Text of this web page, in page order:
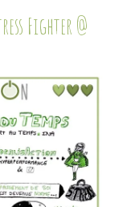
Fighter @